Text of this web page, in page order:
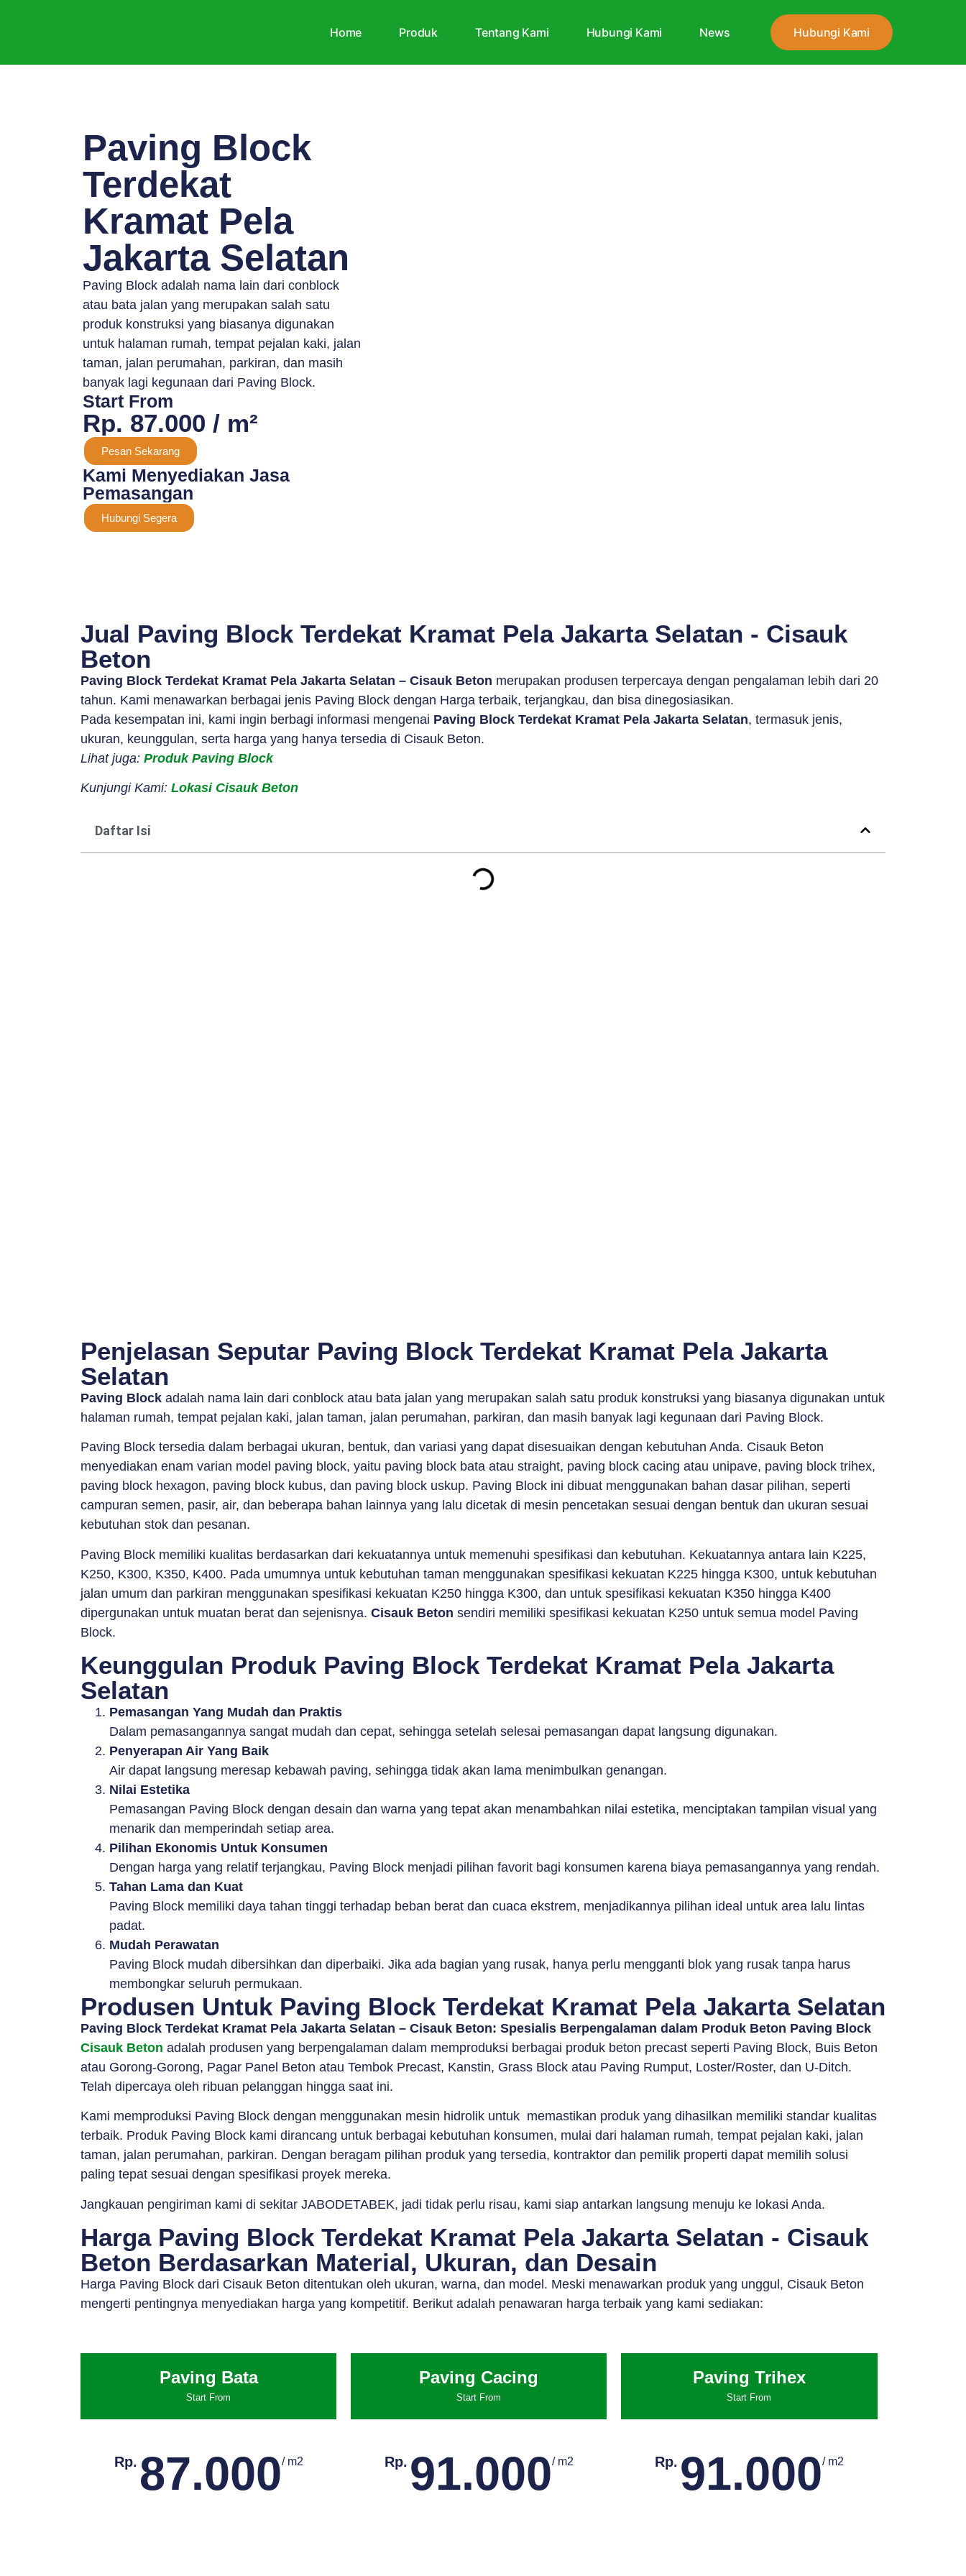
Home Produk Tentang Kami Hubungi Kami News Hubungi Kami
Paving Block
Terdekat
Kramat Pela
Jakarta Selatan
Paving Block adalah nama lain dari conblock
atau bata jalan yang merupakan salah satu
produk konstruksi yang biasanya digunakan
untuk halaman rumah, tempat pejalan kaki, jalan
taman, jalan perumahan, parkiran, dan masih
banyak lagi kegunaan dari Paving Block.
Start From
Rp. 87.000 / m²
Pesan Sekarang
Kami Menyediakan Jasa
Pemasangan
Hubungi Segera
Jual Paving Block Terdekat Kramat Pela Jakarta Selatan - Cisauk
Beton
Paving Block Terdekat Kramat Pela Jakarta Selatan – Cisauk Beton merupakan produsen terpercaya dengan pengalaman lebih dari 20
tahun. Kami menawarkan berbagai jenis Paving Block dengan Harga terbaik, terjangkau, dan bisa dinegosiasikan.
Pada kesempatan ini, kami ingin berbagi informasi mengenai Paving Block Terdekat Kramat Pela Jakarta Selatan, termasuk jenis,
ukuran, keunggulan, serta harga yang hanya tersedia di Cisauk Beton.
Lihat juga: Produk Paving Block
Kunjungi Kami: Lokasi Cisauk Beton
Daftar Isi
Penjelasan Seputar Paving Block Terdekat Kramat Pela Jakarta
Selatan
Paving Block adalah nama lain dari conblock atau bata jalan yang merupakan salah satu produk konstruksi yang biasanya digunakan untuk
halaman rumah, tempat pejalan kaki, jalan taman, jalan perumahan, parkiran, dan masih banyak lagi kegunaan dari Paving Block.
Paving Block tersedia dalam berbagai ukuran, bentuk, dan variasi yang dapat disesuaikan dengan kebutuhan Anda. Cisauk Beton
menyediakan enam varian model paving block, yaitu paving block bata atau straight, paving block cacing atau unipave, paving block trihex,
paving block hexagon, paving block kubus, dan paving block uskup. Paving Block ini dibuat menggunakan bahan dasar pilihan, seperti
campuran semen, pasir, air, dan beberapa bahan lainnya yang lalu dicetak di mesin pencetakan sesuai dengan bentuk dan ukuran sesuai
kebutuhan stok dan pesanan.
Paving Block memiliki kualitas berdasarkan dari kekuatannya untuk memenuhi spesifikasi dan kebutuhan. Kekuatannya antara lain K225,
K250, K300, K350, K400. Pada umumnya untuk kebutuhan taman menggunakan spesifikasi kekuatan K225 hingga K300, untuk kebutuhan
jalan umum dan parkiran menggunakan spesifikasi kekuatan K250 hingga K300, dan untuk spesifikasi kekuatan K350 hingga K400
dipergunakan untuk muatan berat dan sejenisnya. Cisauk Beton sendiri memiliki spesifikasi kekuatan K250 untuk semua model Paving
Block.
Keunggulan Produk Paving Block Terdekat Kramat Pela Jakarta
Selatan
Pemasangan Yang Mudah dan Praktis
Dalam pemasangannya sangat mudah dan cepat, sehingga setelah selesai pemasangan dapat langsung digunakan.
Penyerapan Air Yang Baik
Air dapat langsung meresap kebawah paving, sehingga tidak akan lama menimbulkan genangan.
Nilai Estetika
Pemasangan Paving Block dengan desain dan warna yang tepat akan menambahkan nilai estetika, menciptakan tampilan visual yang
menarik dan memperindah setiap area.
Pilihan Ekonomis Untuk Konsumen
Dengan harga yang relatif terjangkau, Paving Block menjadi pilihan favorit bagi konsumen karena biaya pemasangannya yang rendah.
Tahan Lama dan Kuat
Paving Block memiliki daya tahan tinggi terhadap beban berat dan cuaca ekstrem, menjadikannya pilihan ideal untuk area lalu lintas
padat.
Mudah Perawatan
Paving Block mudah dibersihkan dan diperbaiki. Jika ada bagian yang rusak, hanya perlu mengganti blok yang rusak tanpa harus
membongkar seluruh permukaan.
Produsen Untuk Paving Block Terdekat Kramat Pela Jakarta Selatan
Paving Block Terdekat Kramat Pela Jakarta Selatan – Cisauk Beton: Spesialis Berpengalaman dalam Produk Beton Paving Block
Cisauk Beton adalah produsen yang berpengalaman dalam memproduksi berbagai produk beton precast seperti Paving Block, Buis Beton
atau Gorong-Gorong, Pagar Panel Beton atau Tembok Precast, Kanstin, Grass Block atau Paving Rumput, Loster/Roster, dan U-Ditch.
Telah dipercaya oleh ribuan pelanggan hingga saat ini.
Kami memproduksi Paving Block dengan menggunakan mesin hidrolik untuk memastikan produk yang dihasilkan memiliki standar kualitas
terbaik. Produk Paving Block kami dirancang untuk berbagai kebutuhan konsumen, mulai dari halaman rumah, tempat pejalan kaki, jalan
taman, jalan perumahan, parkiran. Dengan beragam pilihan produk yang tersedia, kontraktor dan pemilik properti dapat memilih solusi
paling tepat sesuai dengan spesifikasi proyek mereka.
Jangkauan pengiriman kami di sekitar JABODETABEK, jadi tidak perlu risau, kami siap antarkan langsung menuju ke lokasi Anda.
Harga Paving Block Terdekat Kramat Pela Jakarta Selatan - Cisauk
Beton Berdasarkan Material, Ukuran, dan Desain
Harga Paving Block dari Cisauk Beton ditentukan oleh ukuran, warna, dan model. Meski menawarkan produk yang unggul, Cisauk Beton
mengerti pentingnya menyediakan harga yang kompetitif. Berikut adalah penawaran harga terbaik yang kami sediakan:
Paving Bata
Start From
Rp. 87.000/ m2
Paving Cacing
Start From
Rp. 91.000/ m2
Paving Trihex
Start From
Rp. 91.000/ m2